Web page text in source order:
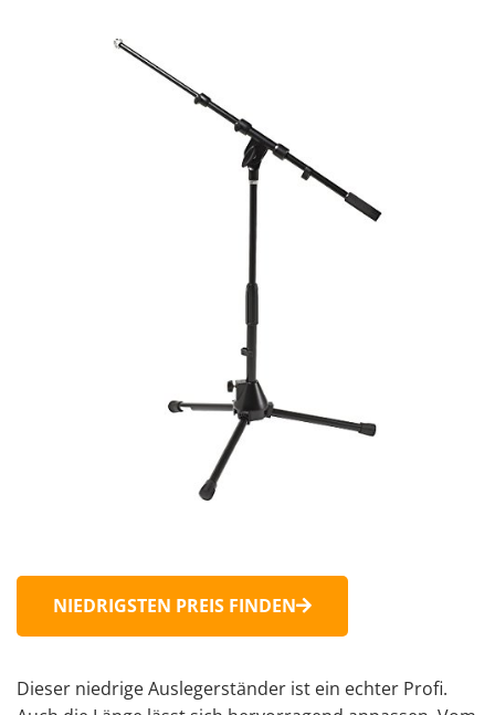
NIEDRIGSTEN PREIS FINDEN
Dieser niedrige Auslegerständer ist ein echter Profi.